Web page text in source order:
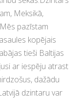
Meksikā,
pazīstam
kopējais
tieši Baltijas
ar iespēju atrast
dažādu
dzintaru var